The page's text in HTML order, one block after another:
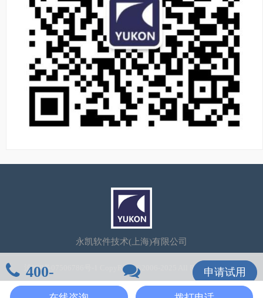
400-
申请试用
永凯软件技术(上海)有限公司
沪ICP备07506786号-1 CopyRight©2006-2025 All Rights Reserved